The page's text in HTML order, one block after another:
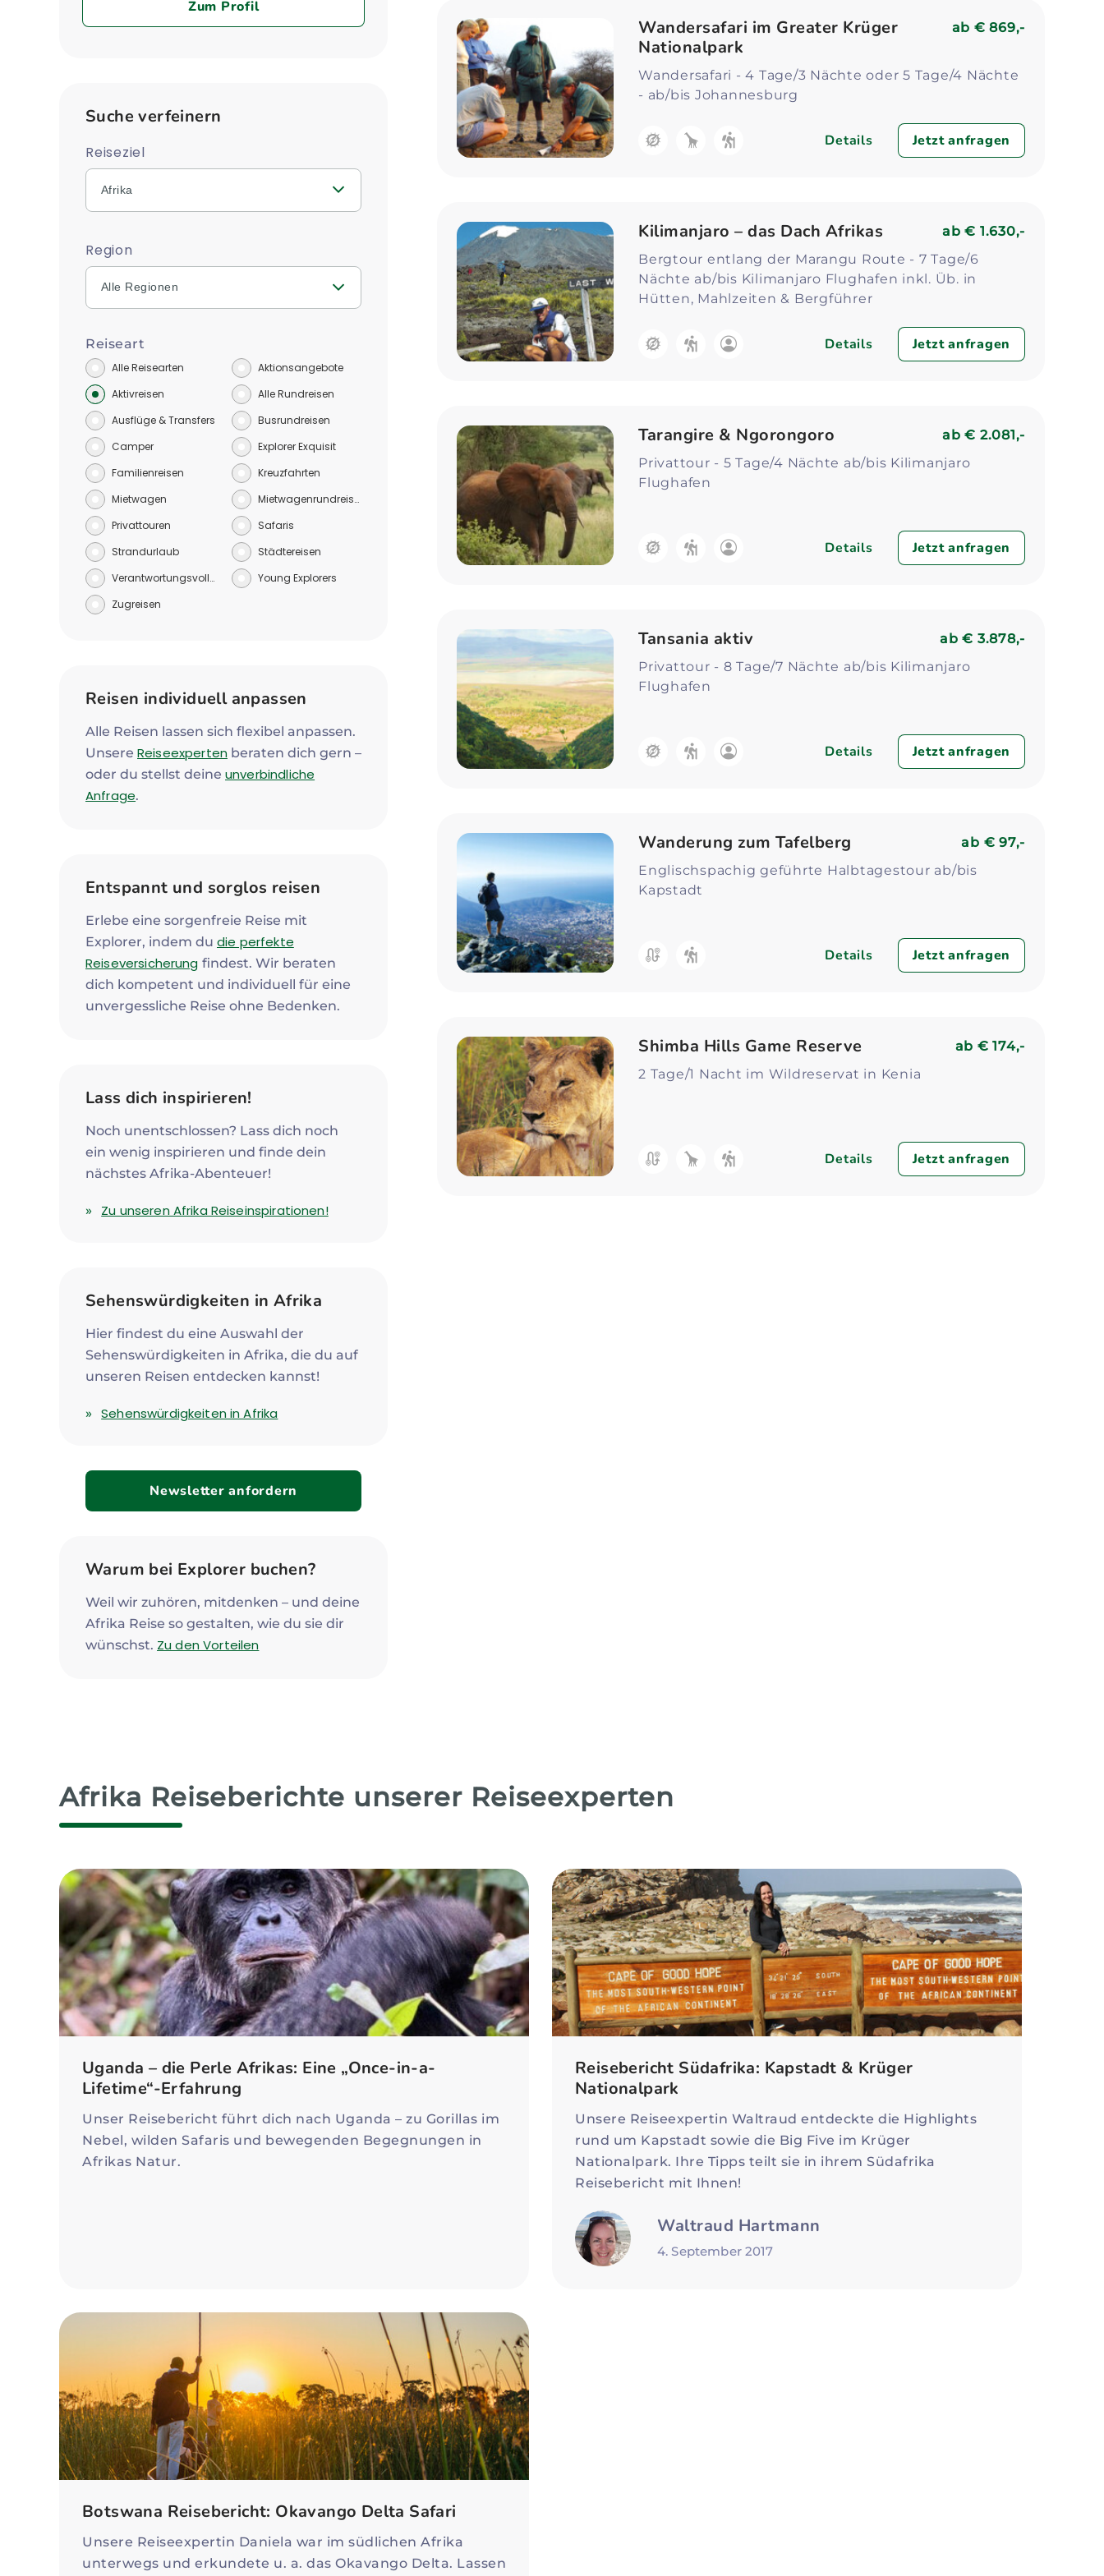
Wandersafari im Greater Krüger
Nationalpark
ab € 869,-
Wandersafari - 4 Tage/3 Nächte oder 5 Tage/4 Nächte
- ab/bis Johannesburg
Details Jetzt anfragen
Kilimanjaro – das Dach Afrikas ab€ 1.630,-
Bergtour entlang der Marangu Route - 7 Tage/6
Nächte ab/bis Kilimanjaro Flughafen inkl. Üb. in
Hütten, Mahlzeiten & Bergführer
Details Jetzt anfragen
Tarangire & Ngorongoro ab€ 2.081,-
Privattour - 5 Tage/4 Nächte ab/bis Kilimanjaro
Flughafen
Details Jetzt anfragen
Tansania aktiv ab€ 3.878,-
Privattour - 8 Tage/7 Nächte ab/bis Kilimanjaro
Flughafen
Details Jetzt anfragen
Wanderung zum Tafelberg ab € 97,-
Englischspachig geführte Halbtagestour ab/bis
Kapstadt
Details Jetzt anfragen
Shimba Hills Game Reserve ab € 174,-
2 Tage/1 Nacht im Wildreservat in Kenia
Details Jetzt anfragen
Zum Profil
Suche verfeinern
Reiseziel
Afrika
Region
Alle Regionen
Reiseart
Alle Reisearten
Aktionsangebote
Aktivreisen
Alle Rundreisen
Ausflüge & Transfers
Busrundreisen
Camper
Explorer Exquisit
Familienreisen
Kreuzfahrten
Mietwagen
Mietwagenrundreisen
Privattouren
Safaris
Strandurlaub
Städtereisen
Verantwortungsvoll reisen
Young Explorers
Zugreisen
Reisen individuell anpassen
Alle Reisen lassen sich flexibel anpassen.
Unsere Reiseexpertenberaten dich gern –
oder du stellst deine unverbindliche
Anfrage.
Entspannt und sorglos reisen
Erlebe eine sorgenfreie Reise mit
Explorer, indem du die perfekte
Reiseversicherung findest. Wir beraten
dich kompetent und individuell für eine
unvergessliche Reise ohne Bedenken.
Lass dich inspirieren!
Noch unentschlossen? Lass dich noch
ein wenig inspirieren und finde dein
nächstes Afrika-Abenteuer!
Zu unseren Afrika Reiseinspirationen!
Sehenswürdigkeiten in Afrika
Hier findest du eine Auswahl der
Sehenswürdigkeiten in Afrika, die du auf
unseren Reisen entdecken kannst!
Sehenswürdigkeiten in Afrika
Newsletter anfordern
Warum bei Explorer buchen?
Weil wir zuhören, mitdenken – und deine
Afrika Reise so gestalten, wie du sie dir
wünschst. Zu den Vorteilen
Afrika Reiseberichte unserer Reiseexperten
Uganda – die Perle Afrikas: Eine „Once-in-a-
Lifetime“-Erfahrung
Unser Reisebericht führt dich nach Uganda – zu Gorillas im
Nebel, wilden Safaris und bewegenden Begegnungen in
Afrikas Natur.
Reisebericht Südafrika: Kapstadt & Krüger
Nationalpark
Unsere Reiseexpertin Waltraud entdeckte die Highlights
rund um Kapstadt sowie die Big Five im Krüger
Nationalpark. Ihre Tipps teilt sie in ihrem Südafrika
Reisebericht mit Ihnen!
Waltraud Hartmann
4. September 2017
Botswana Reisebericht: Okavango Delta Safari
Unsere Reiseexpertin Daniela war im südlichen Afrika
unterwegs und erkundete u. a. das Okavango Delta. Lassen